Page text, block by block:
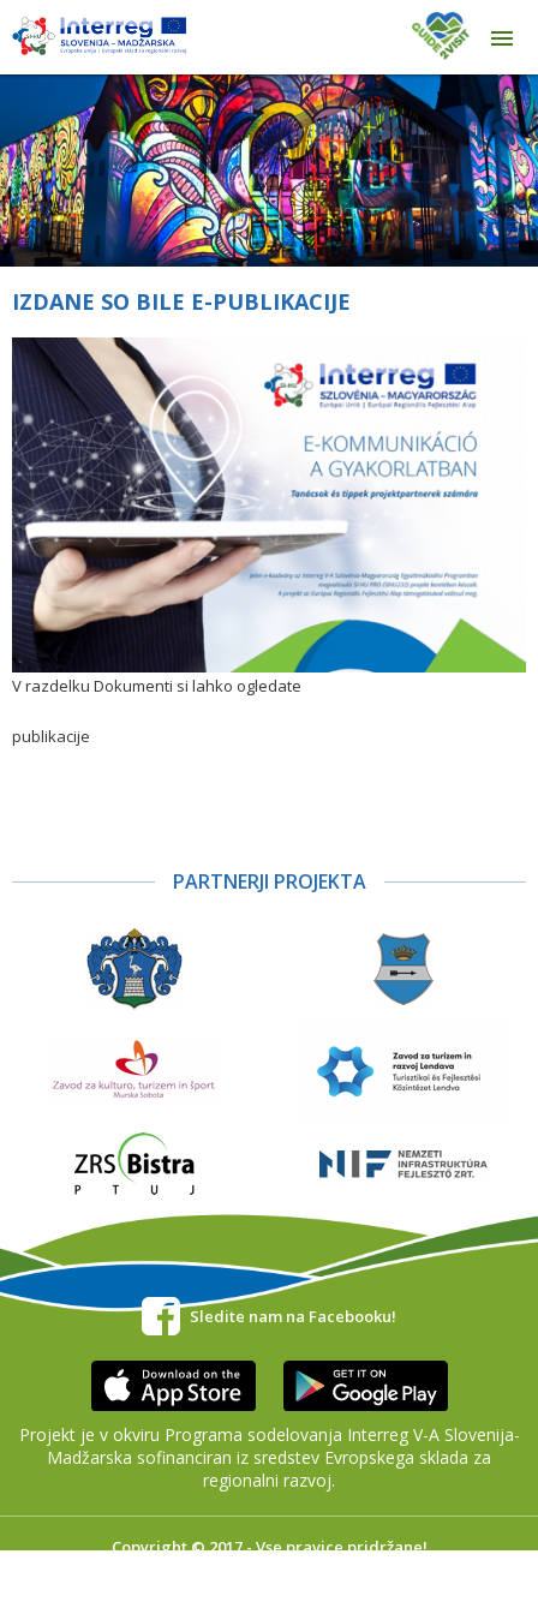
IZDANE SO BILE E-PUBLIKACIJE
V razdelku Dokumenti si lahko ogledate
publikacije
PARTNERJI PROJEKTA
Sledite nam na Facebooku!
Projekt je v okviru Programa sodelovanja Interreg V-A Slovenija-
Madžarska sofinanciran iz sredstev Evropskega sklada za
regionalni razvoj.
Copyright © 2017 - Vse pravice pridržane!